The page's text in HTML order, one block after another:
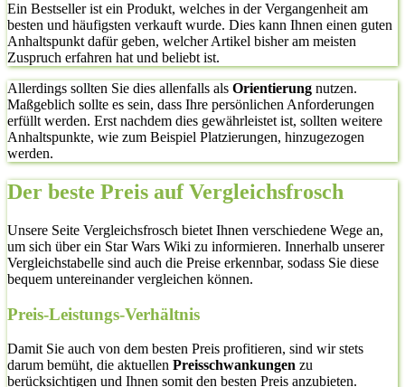
Ein Bestseller ist ein Produkt, welches in der Vergangenheit am
besten und häufigsten verkauft wurde. Dies kann Ihnen einen guten
Anhaltspunkt dafür geben, welcher Artikel bisher am meisten
Zuspruch erfahren hat und beliebt ist.
Allerdings sollten Sie dies allenfalls als Orientierung nutzen.
Maßgeblich sollte es sein, dass Ihre persönlichen Anforderungen
erfüllt werden. Erst nachdem dies gewährleistet ist, sollten weitere
Anhaltspunkte, wie zum Beispiel Platzierungen, hinzugezogen
werden.
Der beste Preis auf Vergleichsfrosch
Unsere Seite Vergleichsfrosch bietet Ihnen verschiedene Wege an,
um sich über ein Star Wars Wiki zu informieren. Innerhalb unserer
Vergleichstabelle sind auch die Preise erkennbar, sodass Sie diese
bequem untereinander vergleichen können.
Preis-Leistungs-Verhältnis
Damit Sie auch von dem besten Preis profitieren, sind wir stets
darum bemüht, die aktuellen Preisschwankungen zu
berücksichtigen und Ihnen somit den besten Preis anzubieten.